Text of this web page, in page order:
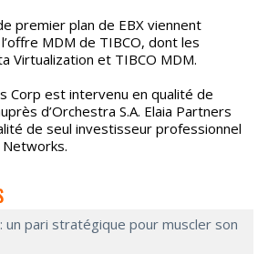
premier plan de EBX viennent
MDM de TIBCO, dont les
Virtualization et TIBCO MDM.
Corp est intervenu en qualité de
d’Orchestra S.A. Elaia Partners
de seul investisseur professionnel
Networks.
un pari stratégique pour muscler son